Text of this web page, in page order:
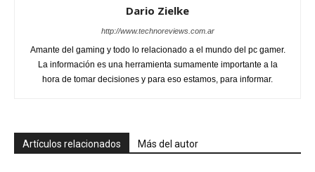
Dario Zielke
http://www.technoreviews.com.ar
Amante del gaming y todo lo relacionado a el mundo del pc gamer.
La información es una herramienta sumamente importante a la
hora de tomar decisiones y para eso estamos, para informar.
Artículos relacionados Más del autor